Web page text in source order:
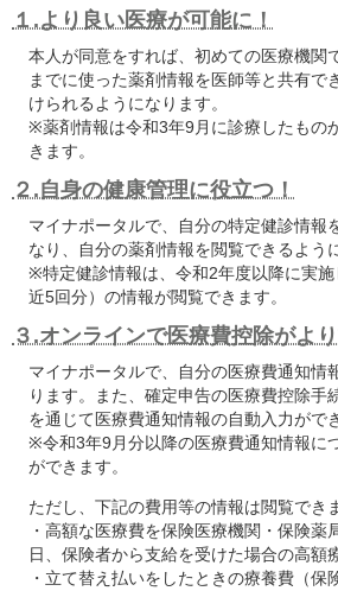
１.より良い医療が可能に！
本人が同意をすれば、初めての医療機関
までに使った薬剤情報を医師等と共有で
けられるようになります。
※薬剤情報は令和3年9月に診療したもの
きます。
２.自身の健康管理に役立つ！
マイナポータルで、自分の特定健診情報
なり、自分の薬剤情報を閲覧できるよう
※特定健診情報は、令和2年度以降に実
近5回分）の情報が閲覧できます。
３.オンラインで医療費控除がよ
マイナポータルで、自分の医療費通知情
ります。また、確定申告の医療費控除手
を通じて医療費通知情報の自動入力がで
※令和3年9月分以降の医療費通知情報に
ができます。
ただし、下記の費用等の情報は閲覧でき
・高額な医療費を保険医療機関・保険薬
日、保険者から支給を受けた場合の高額
・立て替え払いをしたときの療養費（保